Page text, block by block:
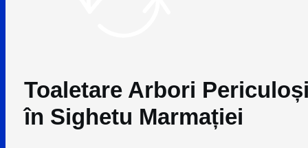
Toaletare Arbori
în Sighetu Marmației